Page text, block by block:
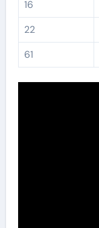
16
22
61